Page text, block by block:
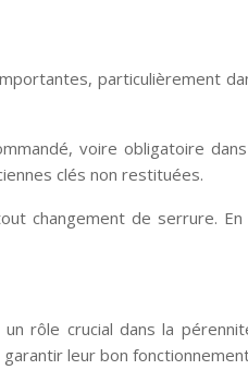
particulièrement
voire obligatoire
clés non restituées.
changement de serrure.
rôle crucial dans la
leur bon